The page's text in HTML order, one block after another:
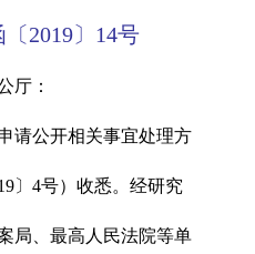
2019〕14号
厅：
请公开相关事宜处理方
〕4号）收悉。经研究
局、最高人民法院等单